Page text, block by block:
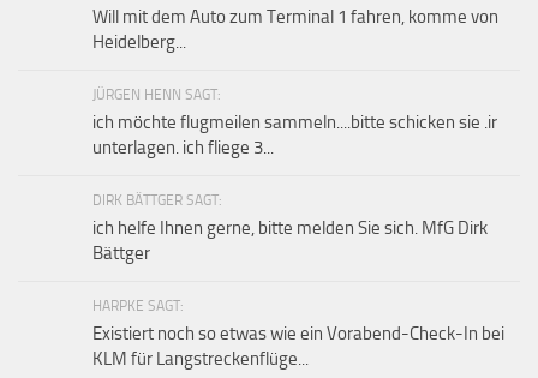
Will mit dem Auto zum Terminal 1 fahren, komme von
Heidelberg...
JÜRGEN HENN SAGT:
ich möchte flugmeilen sammeln....bitte schicken sie .ir
unterlagen. ich fliege 3...
DIRK BÄTTGER SAGT:
ich helfe Ihnen gerne, bitte melden Sie sich. MfG Dirk
Bättger
HARPKE SAGT:
Existiert noch so etwas wie ein Vorabend-Check-In bei
KLM für Langstreckenflüge...